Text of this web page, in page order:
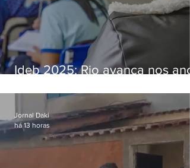
Ideb 2025: Rio avança nos
nacional
Jornal Daki
há 13 horas